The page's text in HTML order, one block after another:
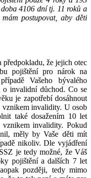
4106 dní tj. 11 roků a
postupovat, aby děti
předpokladu, že jejich otec
pojištění pro nárok na
Vašeho bývalého
o invalidní důchod. Co se
je zapotřebí dosáhnout
vznikem invalidity. U osob
také dosažením 10 let
invalidity. Pokud
měly by Vaše děti mít
nikoliv. Dle vyjádření
je tedy možné, že Váš
pojištění a dalších 7 let
později, tedy mimo